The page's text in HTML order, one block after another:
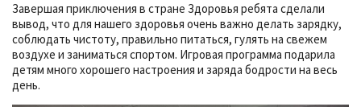
Завершая приключения в стране Здоровья ребята сделали
вывод, что для нашего здоровья очень важно делать зарядку,
соблюдать чистоту, правильно питаться, гулять на свежем
воздухе и заниматься спортом. Игровая программа подарила
детям много хорошего настроения и заряда бодрости на весь
день.